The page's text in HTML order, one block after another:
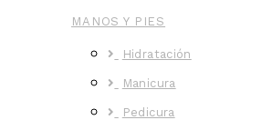
MANOS Y PIES
Hidratación
Manicura
Pedicura